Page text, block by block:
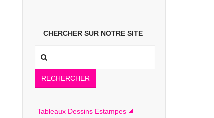
CHERCHER SUR NOTRE SITE
RECHERCHER
Tableaux Dessins Estampes